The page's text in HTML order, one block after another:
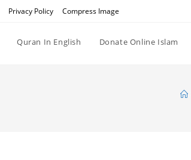
Privacy Policy Compress Image
Quran In English Donate Online Islam